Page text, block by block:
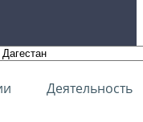
Деятельность